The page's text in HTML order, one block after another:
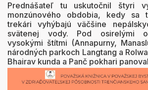
Prednášateľ tu uskutočnil štyri
monzúnového obdobia, kedy sa
trekári vyhýbajú väčšine
svätenej vody. Pod osirelými
vysokými štítmi (Annapurny,
národných parkoch Langtang a
Bhairav kunda a Panč pokhari